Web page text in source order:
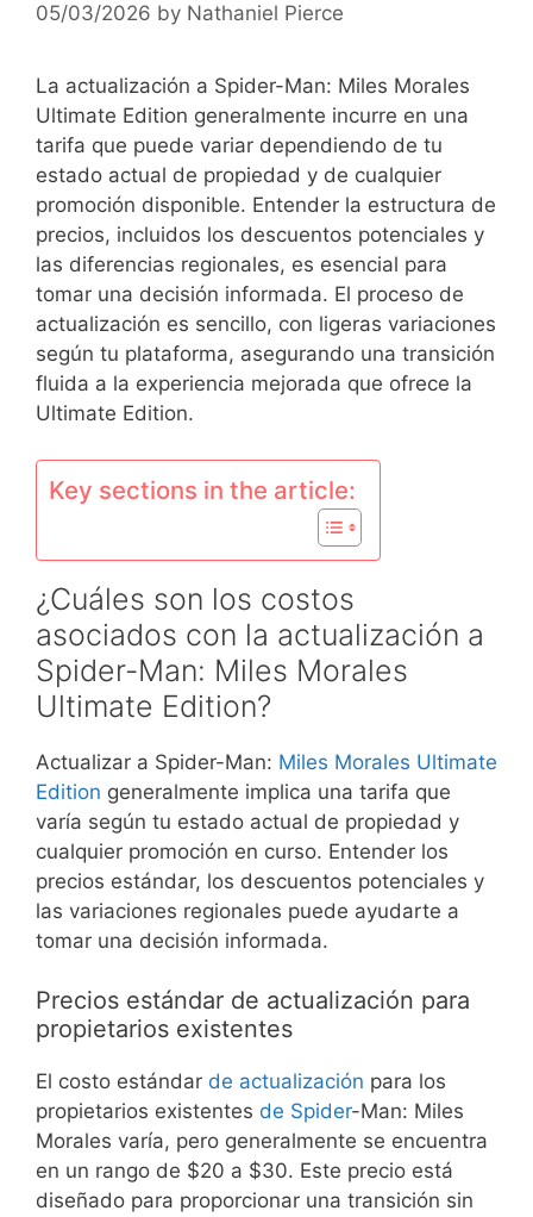
05/03/2026 by Nathaniel Pierce
La actualización a Spider-Man: Miles Morales
Ultimate Edition generalmente incurre en una
tarifa que puede variar dependiendo de tu
estado actual de propiedad y de cualquier
promoción disponible. Entender la estructura de
precios, incluidos los descuentos potenciales y
las diferencias regionales, es esencial para
tomar una decisión informada. El proceso de
actualización es sencillo, con ligeras variaciones
según tu plataforma, asegurando una transición
fluida a la experiencia mejorada que ofrece la
Ultimate Edition.
Key sections in the article:
¿Cuáles son los costos
asociados con la actualización a
Spider-Man: Miles Morales
Ultimate Edition?
Actualizar a Spider-Man: Miles Morales Ultimate
Edition generalmente implica una tarifa que
varía según tu estado actual de propiedad y
cualquier promoción en curso. Entender los
precios estándar, los descuentos potenciales y
las variaciones regionales puede ayudarte a
tomar una decisión informada.
Precios estándar de actualización para
propietarios existentes
El costo estándar de actualización para los
propietarios existentes de Spider-Man: Miles
Morales varía, pero generalmente se encuentra
en un rango de $20 a $30. Este precio está
diseñado para proporcionar una transición sin